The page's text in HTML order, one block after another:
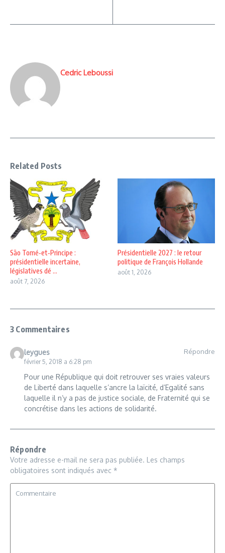
Cedric Leboussi
Related Posts
São Tomé‑et‑Principe :
présidentielle incertaine,
législatives dé ...
août 7, 2026
Présidentielle 2027 : le retour
politique de François Hollande
août 1, 2026
3 Commentaires
leygues
février 5, 2018 a 6:28 pm
Répondre
Pour une République qui doit retrouver ses vraies valeurs
de Liberté dans laquelle s’ancre la laïcité, d’Egalité sans
laquelle il n’y a pas de justice sociale, de Fraternité qui se
concrétise dans les actions de solidarité.
Répondre
Votre adresse e-mail ne sera pas publiée. Les champs
obligatoires sont indiqués avec *